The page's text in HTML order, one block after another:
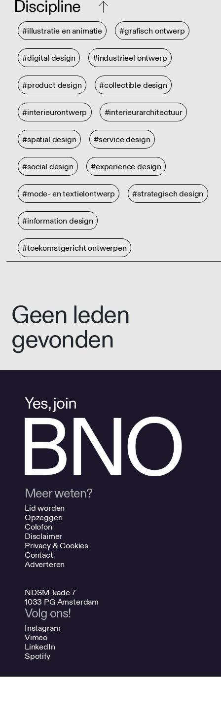
Discipline
#illustratie en animatie #grafisch ontwerp
#digital design #industrieel ontwerp
#product design #collectible design
#interieurontwerp #interieurarchitectuur
#spatial design #service design
#social design #experience design
#mode- en textielontwerp #strategisch design
#information design
#toekomstgericht ontwerpen
Geen leden
gevonden
Meer weten?
Lid worden
Opzeggen
Colofon
Disclaimer
Privacy & Cookies
Contact
Adverteren
NDSM-kade 7
1033 PG Amsterdam
Volg ons!
Instagram
Vimeo
LinkedIn
Spotify